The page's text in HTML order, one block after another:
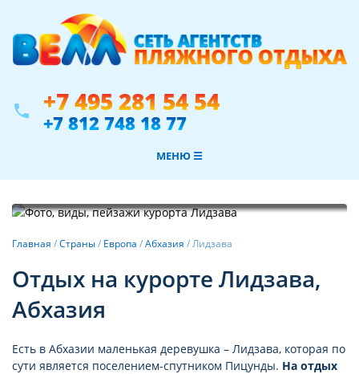
phone +7 495 281 54 54
+7 812 748 18 77
МЕНЮ ☰
Фотогалерея
Главная /Страны/ Европа /Абхазия /Лидзава
Отдых на курорте Лидзава,
Абхазия
Есть в Абхазии маленькая деревушка – Лидзава, которая по
сути является поселением-спутником Пицунды. На отдых